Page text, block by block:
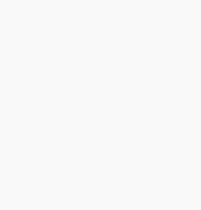
aufzugeben.“ -
die extra aus Berlin
wir gewohnte
und mal alles für
ein anderer Weg zur